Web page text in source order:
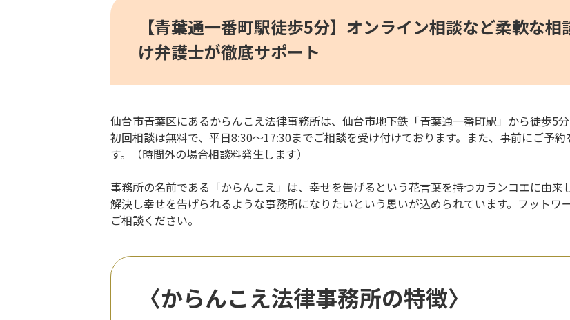
【青葉通一番町駅徒歩5分】オンライン相談など柔軟な
け弁護士が徹底サポート
仙台市青葉区にあるからんこえ法律事務所は、仙台市地下鉄「青葉通一番町駅」から徒歩5
初回相談は無料で、平日8:30～17:30までご相談を受け付けております。また、事前にご予
す。（時間外の場合相談料発生します）
事務所の名前である「からんこえ」は、幸せを告げるという花言葉を持つカランコエに由来
解決し幸せを告げられるような事務所になりたいという思いが込められています。フット
ご相談ください。
〈からんこえ法律事務所の特徴〉